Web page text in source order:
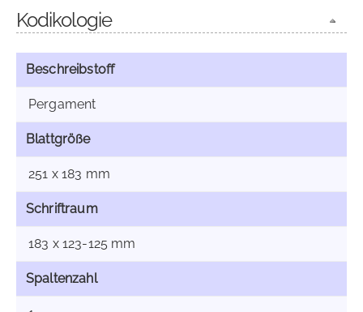
Kodikologie
Beschreibstoff
Pergament
Blattgröße
251 x 183 mm
Schriftraum
183 x 123-125 mm
Spaltenzahl